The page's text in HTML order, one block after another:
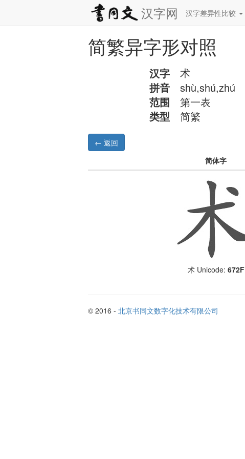
汉字网 汉字差异性比较
简繁异字形对照
汉字 术
拼音
shù,shú,zhú
范围
第一表
类型
简繁
简体字
术Unicode: 672F
© 2016 - 北京书同文数字化技术有限公司